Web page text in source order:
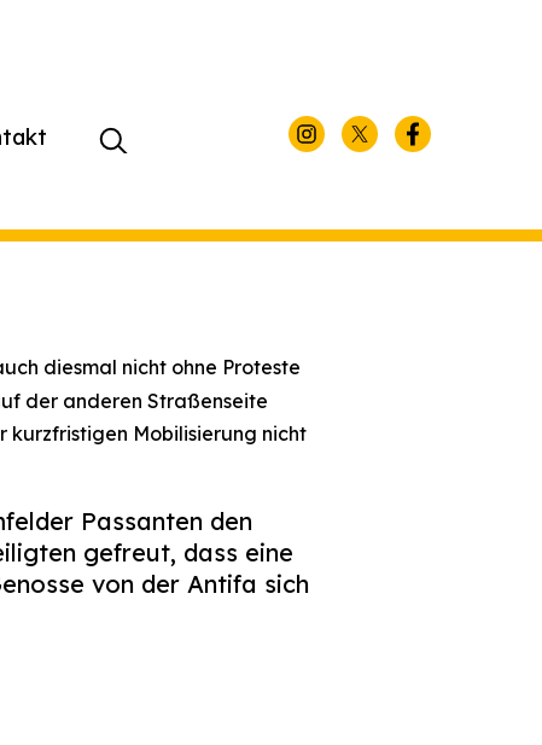
Suchen
diesmal nicht ohne Proteste
der anderen Straßenseite
kurzfristigen Mobilisierung nicht
Passanten den
gefreut, dass eine
von der Antifa sich